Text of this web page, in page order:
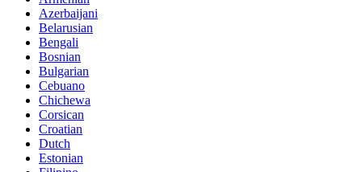
Azerbaijani
Belarusian
Bengali
Bosnian
Bulgarian
Cebuano
Chichewa
Corsican
Croatian
Dutch
Estonian